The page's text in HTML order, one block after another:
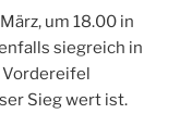
um 18.00 in
siegreich in
Sieg wert ist.